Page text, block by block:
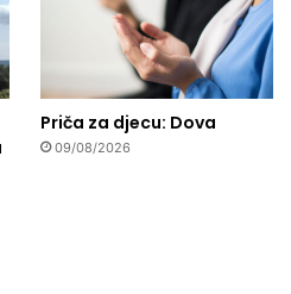
Priča za djecu: Dova
09/08/2026